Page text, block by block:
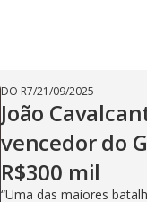
DO R7/21/09/2025
João
vencedor do
R$300 mil
“Uma das maiores